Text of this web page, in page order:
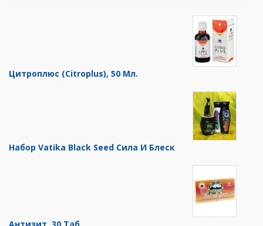
Цитроплюс (Citroplus), 50 Мл.
Набор Vatika Black Seed Сила И Блеск
Антизит, 30 Таб.